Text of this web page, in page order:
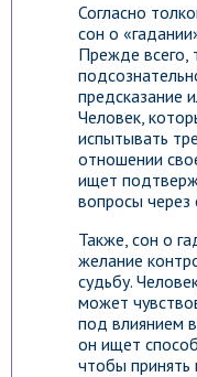
Согласно
сон о
Прежде всего,
предсказание
Человек,
испытывать
отношении
ищет
вопросы через
Также, сон о
желание
судьбу.
может
под влиянием
он ищет
чтобы принять